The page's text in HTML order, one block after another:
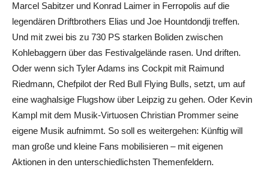
Marcel Sabitzer und Konrad Laimer in Ferropolis auf die
legendären Driftbrothers Elias und Joe Hountdondji treffen.
Und mit zwei bis zu 730 PS starken Boliden zwischen
Kohlebaggern über das Festivalgelände rasen. Und driften.
Oder wenn sich Tyler Adams ins Cockpit mit Raimund
Riedmann, Chefpilot der Red Bull Flying Bulls, setzt, um auf
eine waghalsige Flugshow über Leipzig zu gehen. Oder Kevin
Kampl mit dem Musik-Virtuosen Christian Prommer seine
eigene Musik aufnimmt. So soll es weitergehen: Künftig will
man große und kleine Fans mobilisieren – mit eigenen
Aktionen in den unterschiedlichsten Themenfeldern.